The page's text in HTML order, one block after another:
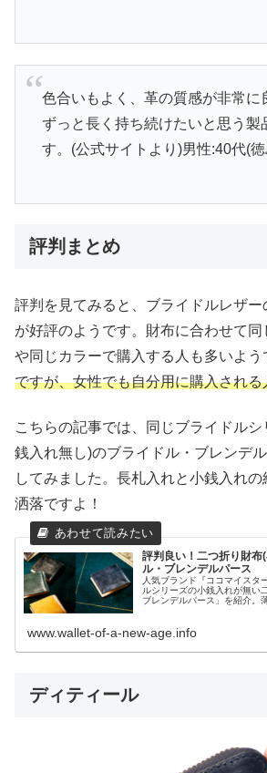
色合いもよく、革の質感が非常に
ずっと長く持ち続けたいと思う製
す。(公式サイトより)男性:40代(
評判まとめ
評判を見てみると、ブライドルレザー
が好評のようです。財布に合わせて
や同じカラーで購入する人も多いよう
ですが、女性でも自分用に購入され
こちらの記事では、同じブライドル
銭入れ無し)のブライドル・ブレンデ
してみました。長札入れと小銭入れ
洒落ですよ！
評判良い！二つ折り財布
ル・ブレンデルパース
人気ブランド『ココマイスタ
ルシリーズの小銭入れが無い
ブレンデルパース」を紹介。
www.wallet-of-a-new-age.info
ディティール